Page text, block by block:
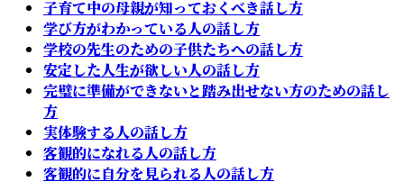
子育て中の母親が知っておくべき話し方
学び方がわかっている人の話し方
学校の先生のための子供たちへの話し方
安定した人生が欲しい人の話し方
完璧に準備ができないと踏み出せない方のための話し
方
実体験する人の話し方
客観的になれる人の話し方
客観的に自分を見られる人の話し方